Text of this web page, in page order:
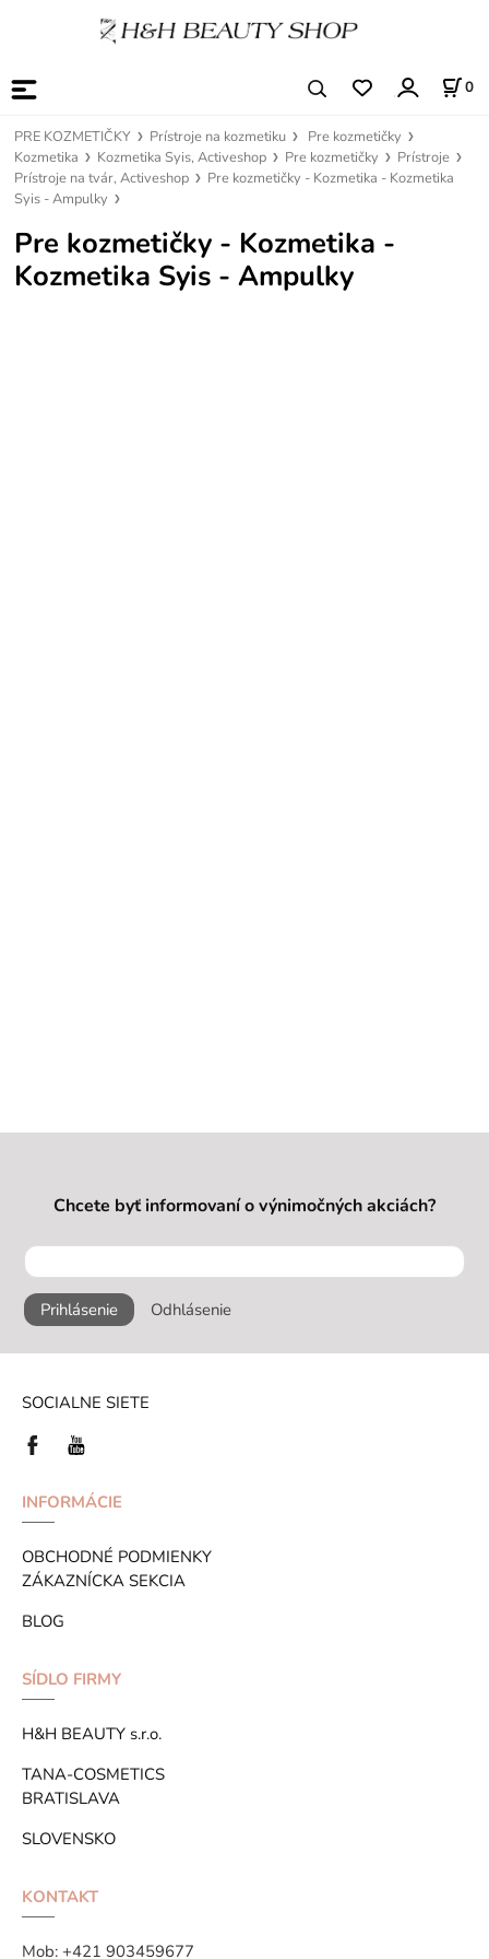
0
PRE KOZMETIČKY Prístroje na kozmetiku
Pre kozmetičky
Kozmetika
Kozmetika Syis, Activeshop Pre kozmetičky
Prístroje
Prístroje na tvár, Activeshop
Pre kozmetičky - Kozmetika - Kozmetika
Syis - Ampulky
Pre kozmetičky - Kozmetika -
Kozmetika Syis - Ampulky
Chcete byť informovaní o výnimočných akciách?
Prihlásenie Odhlásenie
SOCIALNE SIETE
INFORMÁCIE
OBCHODNÉ PODMIENKY
ZÁKAZNÍCKA SEKCIA
BLOG
SÍDLO FIRMY
H&H BEAUTY s.r.o.
TANA-COSMETICS
BRATISLAVA
SLOVENSKO
KONTAKT
Mob: +421 903459677